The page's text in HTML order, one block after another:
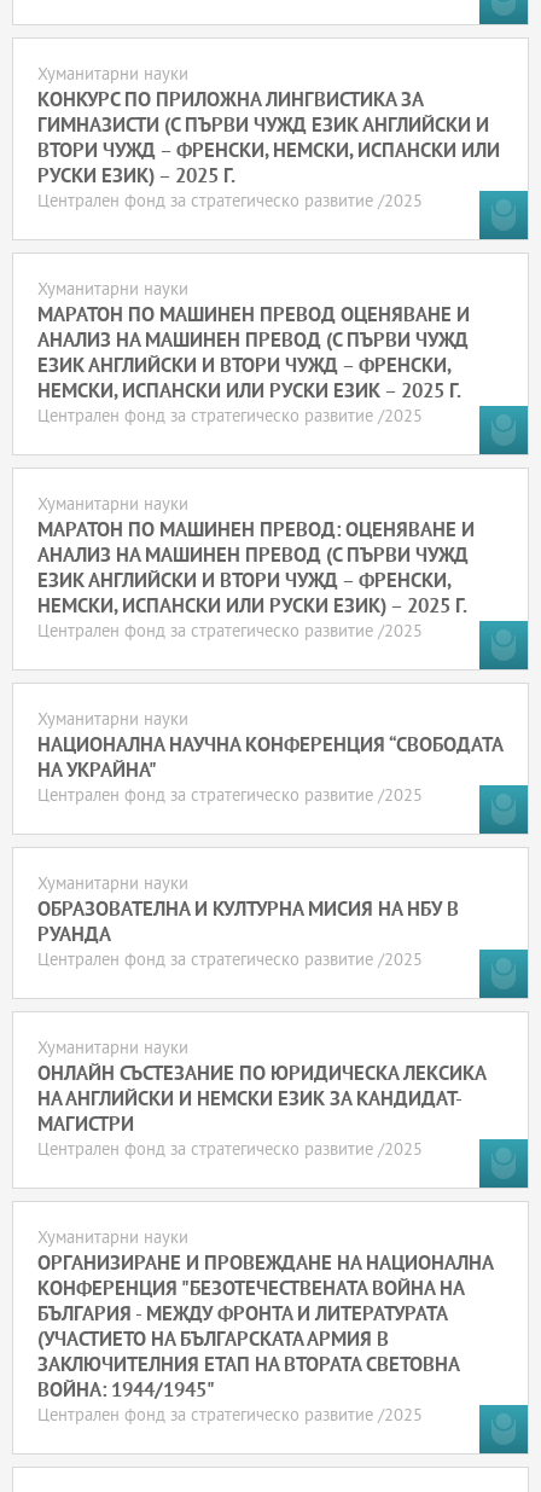
Хуманитарни науки
КОНКУРС ПО ПРИЛОЖНА ЛИНГВИСТИКА ЗА
ГИМНАЗИСТИ (С ПЪРВИ ЧУЖД ЕЗИК АНГЛИЙСКИ И
ВТОРИ ЧУЖД – ФРЕНСКИ, НЕМСКИ, ИСПАНСКИ ИЛИ
РУСКИ ЕЗИК) – 2025 Г.
Централен фонд за стратегическо развитие /2025
Хуманитарни науки
МАРАТОН ПО МАШИНЕН ПРЕВОД ОЦЕНЯВАНЕ И
АНАЛИЗ НА МАШИНЕН ПРЕВОД (С ПЪРВИ ЧУЖД
ЕЗИК АНГЛИЙСКИ И ВТОРИ ЧУЖД – ФРЕНСКИ,
НЕМСКИ, ИСПАНСКИ ИЛИ РУСКИ ЕЗИК – 2025 Г.
Централен фонд за стратегическо развитие /2025
Хуманитарни науки
МАРАТОН ПО МАШИНЕН ПРЕВОД: ОЦЕНЯВАНЕ И
АНАЛИЗ НА МАШИНЕН ПРЕВОД (С ПЪРВИ ЧУЖД
ЕЗИК АНГЛИЙСКИ И ВТОРИ ЧУЖД – ФРЕНСКИ,
НЕМСКИ, ИСПАНСКИ ИЛИ РУСКИ ЕЗИК) – 2025 Г.
Централен фонд за стратегическо развитие /2025
Хуманитарни науки
НАЦИОНАЛНА НАУЧНА КОНФЕРЕНЦИЯ “СВОБОДАТА
НА УКРАЙНА"
Централен фонд за стратегическо развитие /2025
Хуманитарни науки
ОБРАЗОВАТЕЛНА И КУЛТУРНА МИСИЯ НА НБУ В
РУАНДА
Централен фонд за стратегическо развитие /2025
Хуманитарни науки
ОНЛАЙН СЪСТЕЗАНИЕ ПО ЮРИДИЧЕСКА ЛЕКСИКА
НА АНГЛИЙСКИ И НЕМСКИ ЕЗИК ЗА КАНДИДАТ-
МАГИСТРИ
Централен фонд за стратегическо развитие /2025
Хуманитарни науки
ОРГАНИЗИРАНЕ И ПРОВЕЖДАНЕ НА НАЦИОНАЛНА
КОНФЕРЕНЦИЯ "БЕЗОТЕЧЕСТВЕНАТА ВОЙНА НА
БЪЛГАРИЯ - МЕЖДУ ФРОНТА И ЛИТЕРАТУРАТА
(УЧАСТИЕТО НА БЪЛГАРСКАТА АРМИЯ В
ЗАКЛЮЧИТЕЛНИЯ ЕТАП НА ВТОРАТА СВЕТОВНА
ВОЙНА: 1944/1945"
Централен фонд за стратегическо развитие /2025